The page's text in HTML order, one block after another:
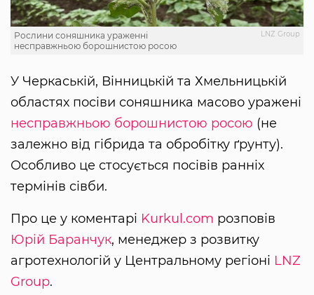
LNZ Group
Рослини соняшника ураженні
несправжньою борошнистою росою
У Черкаській, Вінницькій та Хмельницькій
областях посіви соняшника масово уражені
несправжньою борошнистою росою (не
залежно від гібрида та обробітку ґрунту).
Особливо це стосується посівів ранніх
термінів сівби.
Про це у коментарі Kurkul.com розповів
Юрій Баранчук, менеджер з розвитку
агротехнологій у Центральному регіоні LNZ
Group.